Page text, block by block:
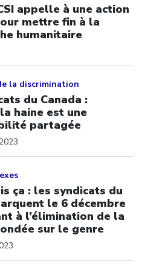
appelle à une action
mettre fin à la
humanitaire
la discrimination
du Canada :
haine est une
partagée
ça : les syndicats du
le 6 décembre
à l’élimination de la
sur le genre